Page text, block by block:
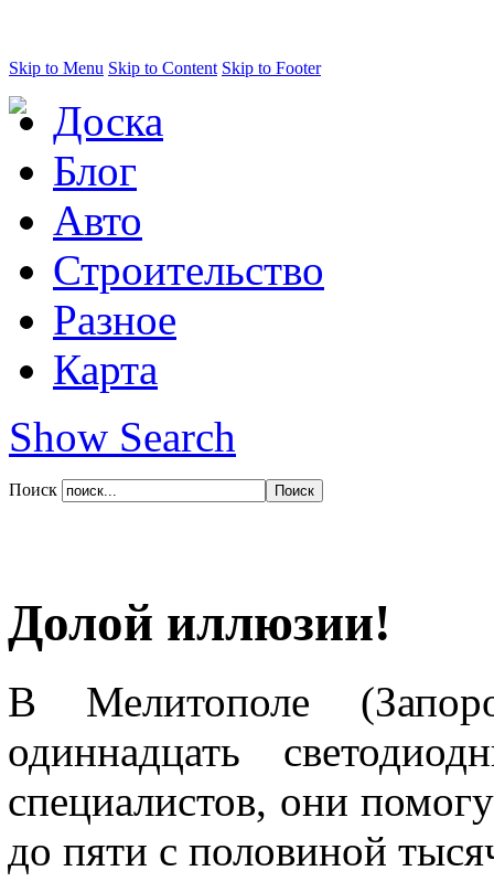
Skip to Menu Skip to Content Skip to Footer
Доска
Блог
Авто
Строительство
Разное
Карта
Show Search
Поиск
Долой иллюзии!
В Мелитополе
одиннадцать
специалистов, они
до пяти с половиной